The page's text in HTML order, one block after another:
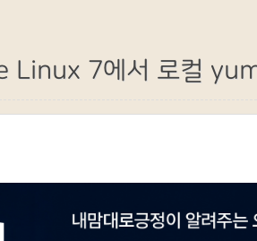
Linux 7에서 로컬